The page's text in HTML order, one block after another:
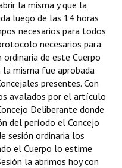
la misma y que la
luego de las 14 horas
necesarios para todos
necesarios para
de este Cuerpo
misma fue aprobada
presentes. Con
avalados por el artículo
Deliberante donde
del período el Concejo
sesión ordinaria los
el Cuerpo lo estime
la abrimos hoy con